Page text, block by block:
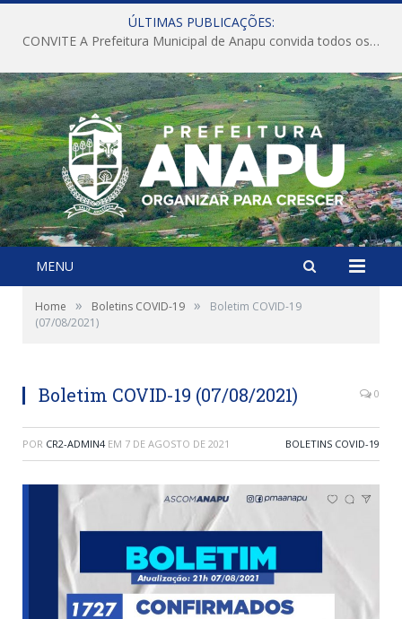
ÚLTIMAS PUBLICAÇÕES:
CONVITE A Prefeitura Municipal de Anapu convida todos os servidores públicos municipais para participarem da Audiência Pública de discussão da Lei de Diretrizes Orçamentárias (LDO), importante instrumento de planejamento das ações e investimentos da Administração Pública para o próximo exercício financeiro.
MENU
Home » Boletins COVID-19 »
Boletim COVID-19
(07/08/2021)
Boletim COVID-19 (07/08/2021) 0
POR CR2-ADMIN4 EM 7 DE AGOSTO DE 2021 BOLETINS COVID-19